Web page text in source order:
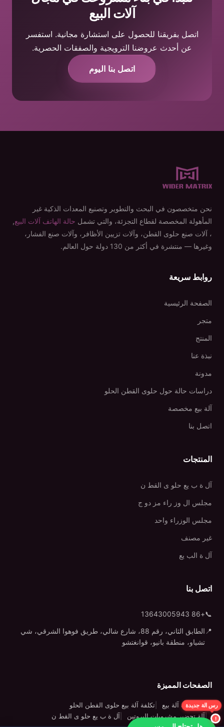
آلات البيع
اتصل بفريقنا للحصول على استشارة مجانية. استفسر
عن أحدث عروضنا الترويجية والصفقات الحصرية.
اتصل بنا اليوم
نحن متخصصون في البحث والتطوير وتصنيع المعدات الذكية غير
المأهولة المخصصة لقطاع التجزئة، والتي تشمل حالة الهاتف آلات البيع,
، آلات صنع حلوى القطن، وآلات تزيين الأظافر، وآلات صنع الفشار،
وغيرها — منتشرة في أكثر من 130 دولة حول العالم.
روابط سريعة
الصفحة الرئيسية
متجر
المنتج
نبذة عنا
مدونة
دراسات حالة حول حلوى القطن الحلو
آلة بيع مخصصة
اتصل بنا
المنتجات
آل ة ب يع حلو ى القط ن
مجلس ال وز راء مز دو ج
مجلس الوزراء واحد
غير مصنف
آل ة الب يع
اتصل بنا
📞
+86 13643005943
📍
الطابق الثاني، رقم 88، شارع شالي، طريق فوهوا الشرقي، شي
تشياو، منطقة بانيو، قوانغتشو
الصفحات المميزة
الهاتف حالة آلة بيع
تكلفة آلة بيع حلوى القطن الحلو
آلة تحضير مشروبات البروتين
آل ة ب يع حلو ى القط ن
رس الة جديدة